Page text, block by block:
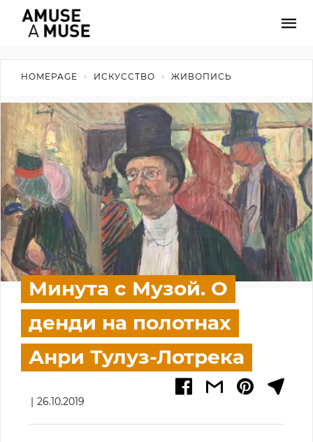
HOMEPAGE ИСКУССТВО ЖИВОПИСЬ
Минута с Музой. О
денди на полотнах
Анри Тулуз-Лотрека
26.10.2019